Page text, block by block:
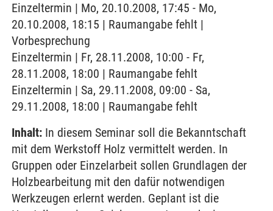
Einzeltermin | Mo, 20.10.2008, 17:45 - Mo,
20.10.2008, 18:15 | Raumangabe fehlt |
Vorbesprechung
Einzeltermin | Fr, 28.11.2008, 10:00 - Fr,
28.11.2008, 18:00 | Raumangabe fehlt
Einzeltermin | Sa, 29.11.2008, 09:00 - Sa,
29.11.2008, 18:00 | Raumangabe fehlt
Inhalt: In diesem Seminar soll die Bekanntschaft
mit dem Werkstoff Holz vermittelt werden. In
Gruppen oder Einzelarbeit sollen Grundlagen der
Holzbearbeitung mit den dafür notwendigen
Werkzeugen erlernt werden. Geplant ist die